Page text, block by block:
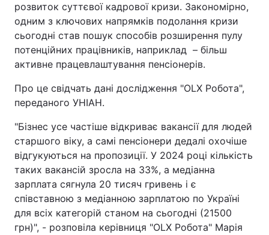
розвиток суттєвої кадрової кризи. Закономірно,
одним з ключових напрямків подолання кризи
сьогодні став пошук способів розширення пулу
потенційних працівників, наприклад – більш
активне працевлаштування пенсіонерів.
Про це свідчать дані дослідження "OLX Робота",
переданого УНІАН.
"Бізнес усе частіше відкриває вакансії для людей
старшого віку, а самі пенсіонери дедалі охочіше
відгукуються на пропозиції. У 2024 році кількість
таких вакансій зросла на 33%, а медіанна
зарплата сягнула 20 тисяч гривень і є
співставною з медіанною зарплатою по Україні
для всіх категорій станом на сьогодні (21500
грн)", - розповіла керівниця "OLX Робота" Марія